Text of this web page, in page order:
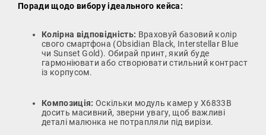
Поради щодо вибору ідеального кейса:
Колірна відповідність: Враховуй базовий колір
свого смартфона (Obsidian Black, Interstellar Blue
чи Sunset Gold). Обирай принт, який буде
гармоніювати або створювати стильний контраст
із корпусом.
Композиція: Оскільки модуль камер у X6833B
досить масивний, зверни увагу, щоб важливі
деталі малюнка не потрапляли під вирізи.